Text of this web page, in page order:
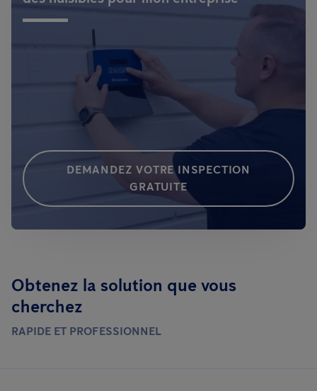
DEMANDEZ VOTRE INSPECTION
GRATUITE
Obtenez la solution que vous
cherchez
RAPIDE ET PROFESSIONNEL